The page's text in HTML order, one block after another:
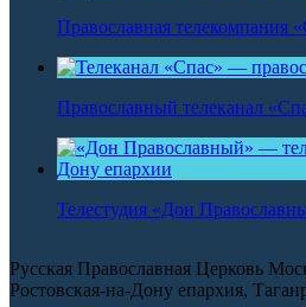
Православная телекомпания
Православный телеканал
Телестудия «Дон
Русская Православная Церковь
Ростовская-на-Дону епархия,